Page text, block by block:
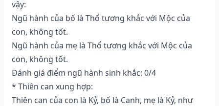
vậy:
Ngũ hành của bố là Thổ tương khắc với Mộc của
con, không tốt.
Ngũ hành của mẹ là Thổ tương khắc với Mộc của
con, không tốt.
Đánh giá điểm ngũ hành sinh khắc: 0/4
* Thiên can xung hợp:
Thiên can của con là Kỷ, bố là Canh, mẹ là Kỷ, như